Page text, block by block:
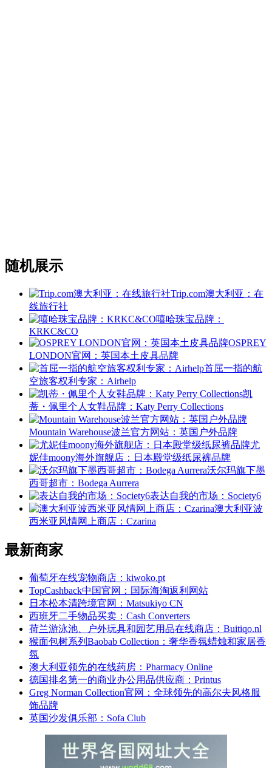
随机展示
Trip.com澳大利亚：在
线旅行社
嘻哈珠宝品牌：
KRKC&CO
OSPREY
LONDON官网：英国本土皮具品牌
首屈一指的航
空旅客权利专家：Airhelp
凯
蒂・佩里个人女鞋品牌：Katy Perry Collections
Mountain Warehouse波兰官方网站：英国户外品牌
尤
妮佳moony海外旗舰店：日本殿堂级纸尿裤品牌
沃尔玛旗下墨
西哥超市：Bodega Aurrera
表达自我的市场：Society6
澳大利亚波
西米亚风情网上商店：Czarina
最新商家
葡萄牙在线宠物商店：kiwoko.pt
TopCashback中国官网：国际海淘返利网站
日本松本清跨境官网：Matsukiyo CN
西班牙二手物品买卖：Cash Converters
荷兰游泳池、户外玩具和园艺用品在线商店：Buitiqo.nl
猴面包树系列Baobab Collection：奢华香氛蜡烛和家居香
氛
澳大利亚领先的在线药房：Pharmacy Online
德国排名第一的商业办公用品供应商：Printus
Greg Norman Collection官网：全球领先的高尔夫风格服
饰品牌
英国沙发俱乐部：Sofa Club